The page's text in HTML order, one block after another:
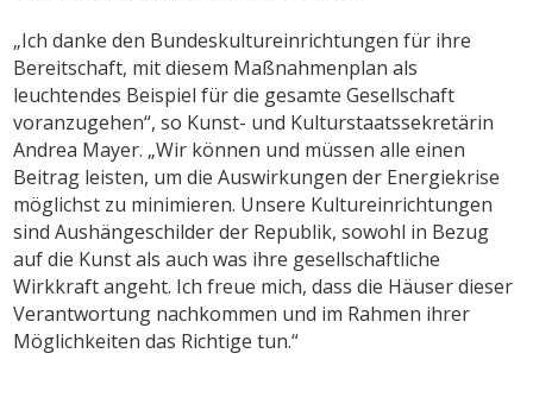
„Ich danke den Bundeskultureinrichtungen für ihre
Bereitschaft, mit diesem Maßnahmenplan als
leuchtendes Beispiel für die gesamte Gesellschaft
voranzugehen“, so Kunst- und Kulturstaatssekretärin
Andrea Mayer. „Wir können und müssen alle einen
Beitrag leisten, um die Auswirkungen der Energiekrise
möglichst zu minimieren. Unsere Kultureinrichtungen
sind Aushängeschilder der Republik, sowohl in Bezug
auf die Kunst als auch was ihre gesellschaftliche
Wirkkraft angeht. Ich freue mich, dass die Häuser dieser
Verantwortung nachkommen und im Rahmen ihrer
Möglichkeiten das Richtige tun.“